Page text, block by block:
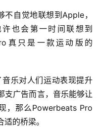
自觉地联想到Apple，
也会第一时间联想到
真只是一款运动版的
乐对人们运动表现提升
支广告而言，音乐能够让
，那么Powerbeats Pro
的桥梁。